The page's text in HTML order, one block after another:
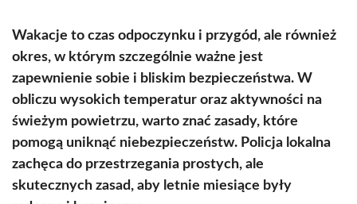
Wakacje to czas odpoczynku i przygód, ale również
okres, w którym szczególnie ważne jest
zapewnienie sobie i bliskim bezpieczeństwa. W
obliczu wysokich temperatur oraz aktywności na
świeżym powietrzu, warto znać zasady, które
pomogą uniknąć niebezpieczeństw. Policja lokalna
zachęca do przestrzegania prostych, ale
skutecznych zasad, aby letnie miesiące były